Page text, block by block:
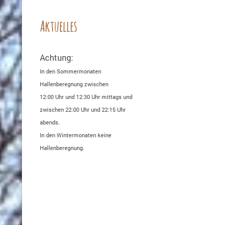
Aktuelles
Achtung:
In den Sommermonaten
Hallenberegnung zwischen
12:00 Uhr und 12:30 Uhr mittags und
zwischen 22:00 Uhr und 22:15 Uhr
abends.
In den Wintermonaten keine
Hallenberegnung.